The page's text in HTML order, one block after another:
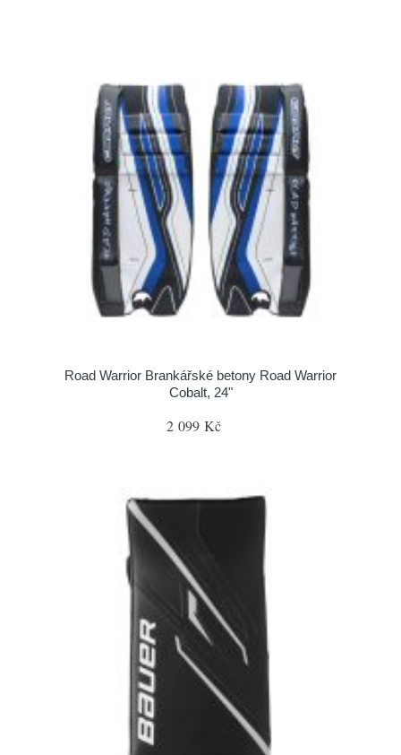
Road Warrior Brankářské betony Road Warrior
Cobalt, 24"
2 099 Kč